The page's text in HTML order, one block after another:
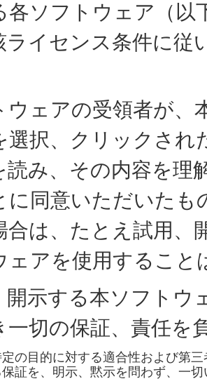
各ソフトウェア（以
ライセンス条件に
ウェアの受領者が、
選択、クリックされ
読み、その内容を理
に同意いただいたも
合は、たとえ試用、
ェアを使用すること
開示する本ソフトウ
一切の保証、責任を
の目的に対する適合性および第
証を、明示、黙示を問わず、一